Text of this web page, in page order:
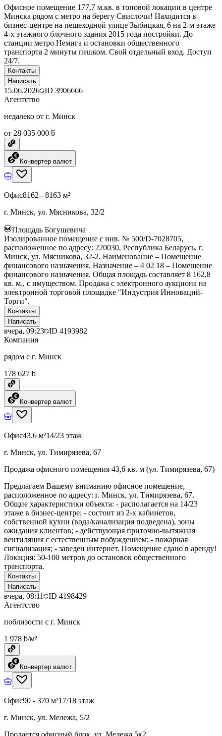
Офисное помещение 177,7 м.кв. в топовой локации в центре
Минска рядом с метро на берегу Свислочи! Находится в
бизнес-центре на пешеходной улице Зыбицкая, 6 на 2-м этаже
4-х этажного блочного здания 2015 года постройки. До
станции метро Немига и остановки общественного
транспорта 2 минуты пешком. Свой отдельный вход. Доступ
24/7.
Контакты
Написать
15.06.2026 ID 3906666
Агентство
недалеко от г. Минск
от 28 035 000 ƃ
Конвертер валют
Офис8162 - 8163 м²
г. Минск, ул. Мясникова, 32/2
Площадь Богушевича
Изолированное помещение с инв. № 500/D-7028705,
расположенное по адресу: 220030, Республика Беларусь, г.
Минск, ул. Мясникова, 32-2. Наименование – Помещение
финансового назначения. Назначение – 4 02 18 – Помещение
финансового назначения. Общая площадь составляет 8 162,8
кв. м., с имуществом. Продажа с электронного аукциона на
электронной торговой площадке "Индустрия Инноваций-
Торги".
Контакты
Написать
вчера, 09:23 ID 4193982
Компания
рядом с г. Минск
178 627 ƃ
Конвертер валют
Офис43.6 м²14/23 этаж
г. Минск, ул. Тимирязева, 67
Продажа офисного помещения 43,6 кв. м (ул. Тимирязева, 67)
Предлагаем Вашему вниманию офисное помещение,
расположенное по адресу: г. Минск, ул. Тимирязева, 67.
Общие характеристики объекта: - располагается на 14/23
этаже в бизнес-центре; - состоит из 2-х кабинетов,
собственной кухни (вода/канализация подведена), зоны
ожидания клиентов; - действующая приточно-вытяжная
вентиляция с естественным побуждением; - пожарная
сигнализация; - заведен интернет. Помещение сдано в аренду!
Локация: 50-100 метров до остановок общественного
транспорта.
Контакты
Написать
вчера, 08:11 ID 4198429
Агентство
поблизости с г. Минск
1 978 ƃ/м²
Конвертер валют
Офис90 - 370 м²17/18 этаж
г. Минск, ул. Мележа, 5/2
Продается офисный блок, ул. Мележа 5к2